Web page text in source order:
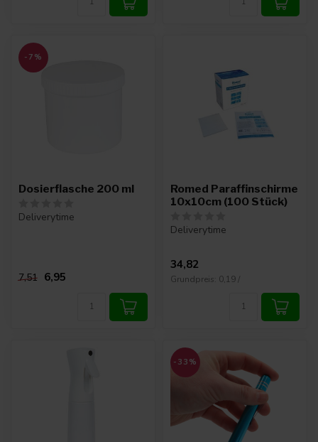
-7%
Dosierflasche 200 ml
Deliverytime
7,51 6,95
Romed Paraffinschirme
10x10cm (100 Stück)
Deliverytime
34,82
Grundpreis: 0,19 /
-33%